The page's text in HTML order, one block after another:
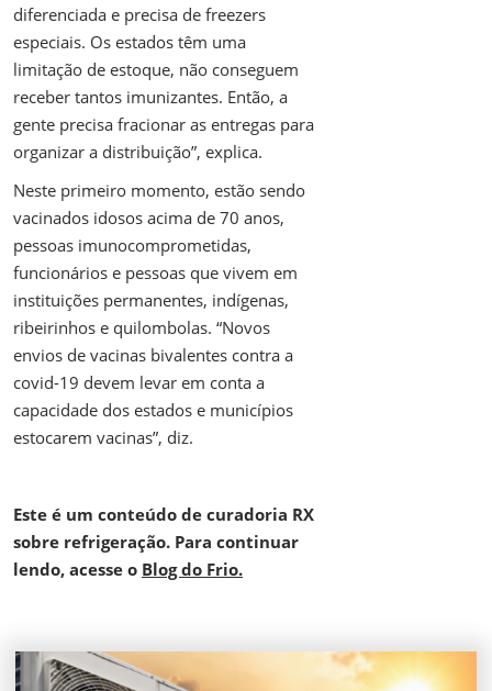
diferenciada e precisa de freezers
especiais. Os estados têm uma
limitação de estoque, não conseguem
receber tantos imunizantes. Então, a
gente precisa fracionar as entregas para
organizar a distribuição”, explica.
Neste primeiro momento, estão sendo
vacinados idosos acima de 70 anos,
pessoas imunocomprometidas,
funcionários e pessoas que vivem em
instituições permanentes, indígenas,
ribeirinhos e quilombolas. “Novos
envios de vacinas bivalentes contra a
covid-19 devem levar em conta a
capacidade dos estados e municípios
estocarem vacinas”, diz.
Este é um conteúdo de curadoria RX
sobre refrigeração. Para continuar
lendo, acesse o Blog do Frio.